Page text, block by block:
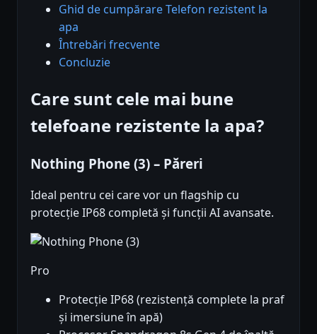
Ghid de cumpărare Telefon rezistent la
apa
Întrebări frecvente
Concluzie
Care sunt cele mai bune
telefoane rezistente la apa?
Nothing Phone (3) – Păreri
Ideal pentru cei care vor un flagship cu
protecție IP68 completă și funcții AI avansate.
Pro
Protecție IP68 (rezistență complete la praf
și imersiune în apă)